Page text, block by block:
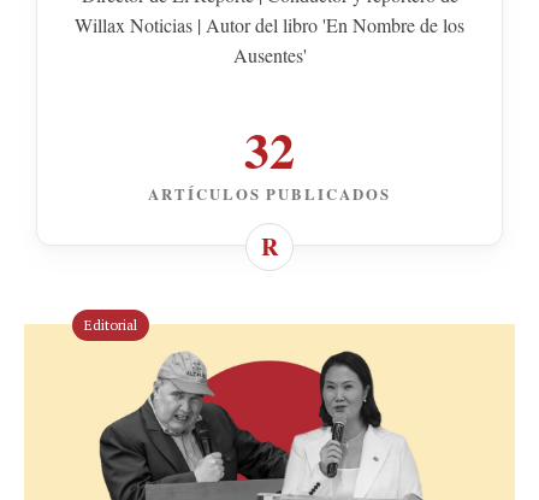
Willax Noticias | Autor del libro 'En Nombre de los
Ausentes'
32
ARTÍCULOS PUBLICADOS
Editorial